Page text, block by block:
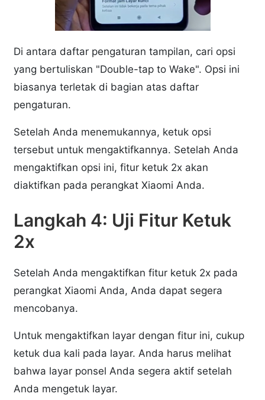
Di antara daftar pengaturan tampilan, cari opsi
yang bertuliskan "Double-tap to Wake". Opsi ini
biasanya terletak di bagian atas daftar
pengaturan.
Setelah Anda menemukannya, ketuk opsi
tersebut untuk mengaktifkannya. Setelah Anda
mengaktifkan opsi ini, fitur ketuk 2x akan
diaktifkan pada perangkat Xiaomi Anda.
Langkah 4: Uji Fitur Ketuk
2x
Setelah Anda mengaktifkan fitur ketuk 2x pada
perangkat Xiaomi Anda, Anda dapat segera
mencobanya.
Untuk mengaktifkan layar dengan fitur ini, cukup
ketuk dua kali pada layar. Anda harus melihat
bahwa layar ponsel Anda segera aktif setelah
Anda mengetuk layar.